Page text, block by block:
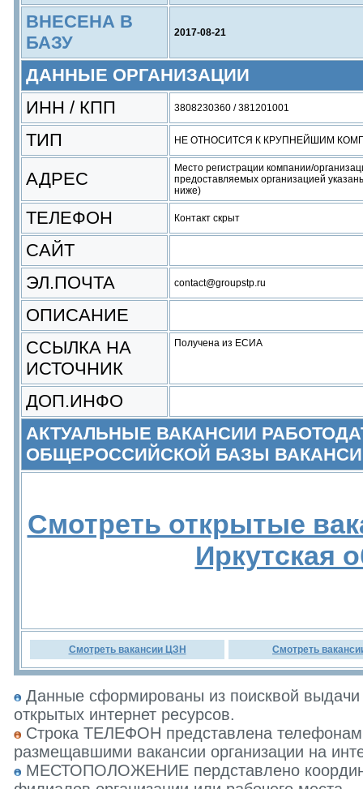
ВНЕСЕНА В
БАЗУ
2017-08-21
ДАННЫЕ ОРГАНИЗАЦИИ
ИНН / КПП
3808230360 / 381201001
ТИП НЕ ОТНОСИТСЯ К КРУПНЕЙШИМ
АДРЕС
Место регистрации компании/
предоставляемых организацией
ниже)
ТЕЛЕФОН Контакт скрыт
САЙТ
ЭЛ.ПОЧТА
contact@groupstp.ru
ОПИСАНИЕ
ССЫЛКА НА
ИСТОЧНИК
Получена из ЕСИА
ДОП.ИНФО
АКТУАЛЬНЫЕ ВАКАНСИИ
ОБЩЕРОССИЙСКОЙ БАЗЫ
Смотреть открытые
Иркутская
Смотреть вакансии ЦЗН Смотреть
Данные сформированы из поисквой
открытых интернет ресурсов.
Строка ТЕЛЕФОН представлена
размещавшими вакансии организации на
МЕСТОПОЛОЖЕНИЕ пердставлено